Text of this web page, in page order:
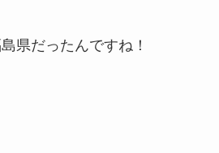
県だったんですね！